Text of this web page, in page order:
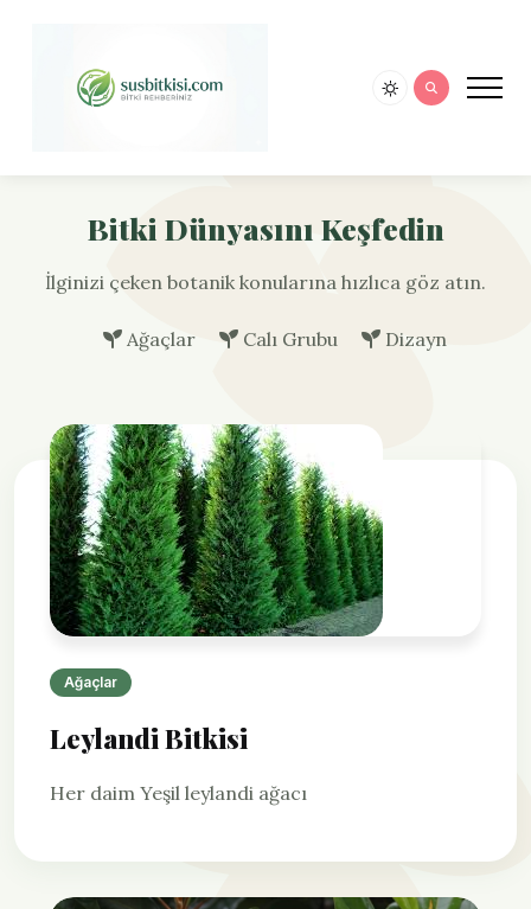
Bitki Dünyasını Keşfedin
İlginizi çeken botanik konularına hızlıca göz atın.
Ağaçlar Calı Grubu Dizayn
Ağaçlar
Leylandi Bitkisi
Her daim Yeşil leylandi ağacı